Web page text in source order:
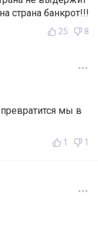
страна банкрот!!!
25 8
мы в
1 1